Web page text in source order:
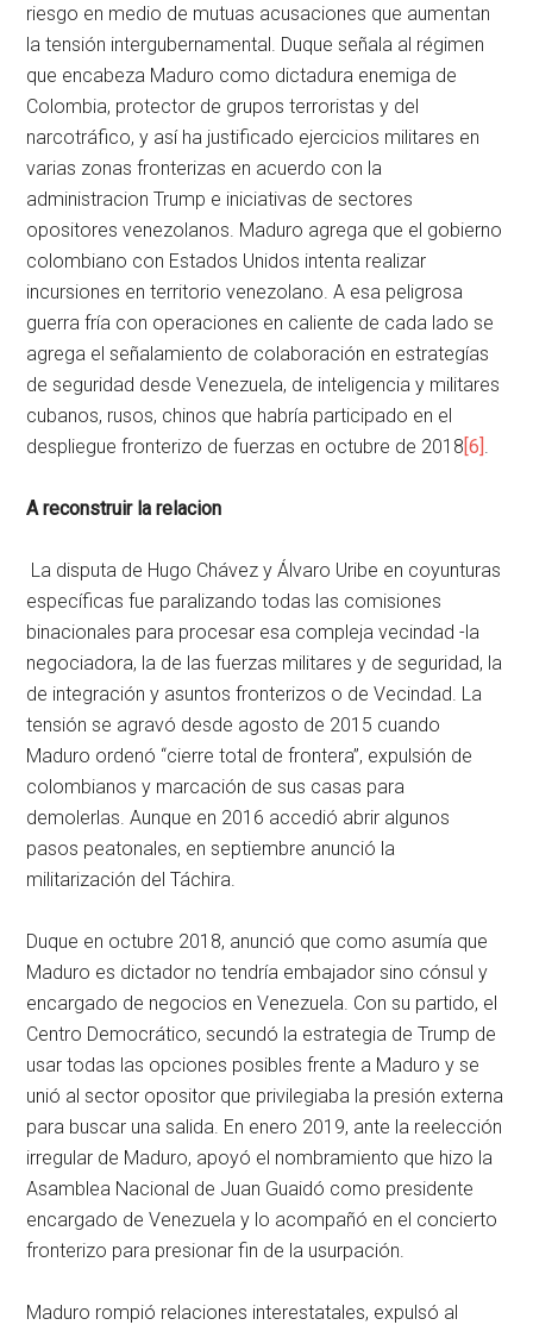
riesgo en medio de mutuas acusaciones que aumentan
la tensión intergubernamental. Duque señala al régimen
que encabeza Maduro como dictadura enemiga de
Colombia, protector de grupos terroristas y del
narcotráfico, y así ha justificado ejercicios militares en
varias zonas fronterizas en acuerdo con la
administracion Trump e iniciativas de sectores
opositores venezolanos. Maduro agrega que el gobierno
colombiano con Estados Unidos intenta realizar
incursiones en territorio venezolano. A esa peligrosa
guerra fría con operaciones en caliente de cada lado se
agrega el señalamiento de colaboración en estrategías
de seguridad desde Venezuela, de inteligencia y militares
cubanos, rusos, chinos que habría participado en el
despliegue fronterizo de fuerzas en octubre de 2018[6].
A reconstruir la relacion
La disputa de Hugo Chávez y Álvaro Uribe en coyunturas
específicas fue paralizando todas las comisiones
binacionales para procesar esa compleja vecindad -la
negociadora, la de las fuerzas militares y de seguridad, la
de integración y asuntos fronterizos o de Vecindad. La
tensión se agravó desde agosto de 2015 cuando
Maduro ordenó “cierre total de frontera”, expulsión de
colombianos y marcación de sus casas para
demolerlas. Aunque en 2016 accedió abrir algunos
pasos peatonales, en septiembre anunció la
militarización del Táchira.
Duque en octubre 2018, anunció que como asumía que
Maduro es dictador no tendría embajador sino cónsul y
encargado de negocios en Venezuela. Con su partido, el
Centro Democrático, secundó la estrategia de Trump de
usar todas las opciones posibles frente a Maduro y se
unió al sector opositor que privilegiaba la presión externa
para buscar una salida. En enero 2019, ante la reelección
irregular de Maduro, apoyó el nombramiento que hizo la
Asamblea Nacional de Juan Guaidó como presidente
encargado de Venezuela y lo acompañó en el concierto
fronterizo para presionar fin de la usurpación.
Maduro rompió relaciones interestatales, expulsó al